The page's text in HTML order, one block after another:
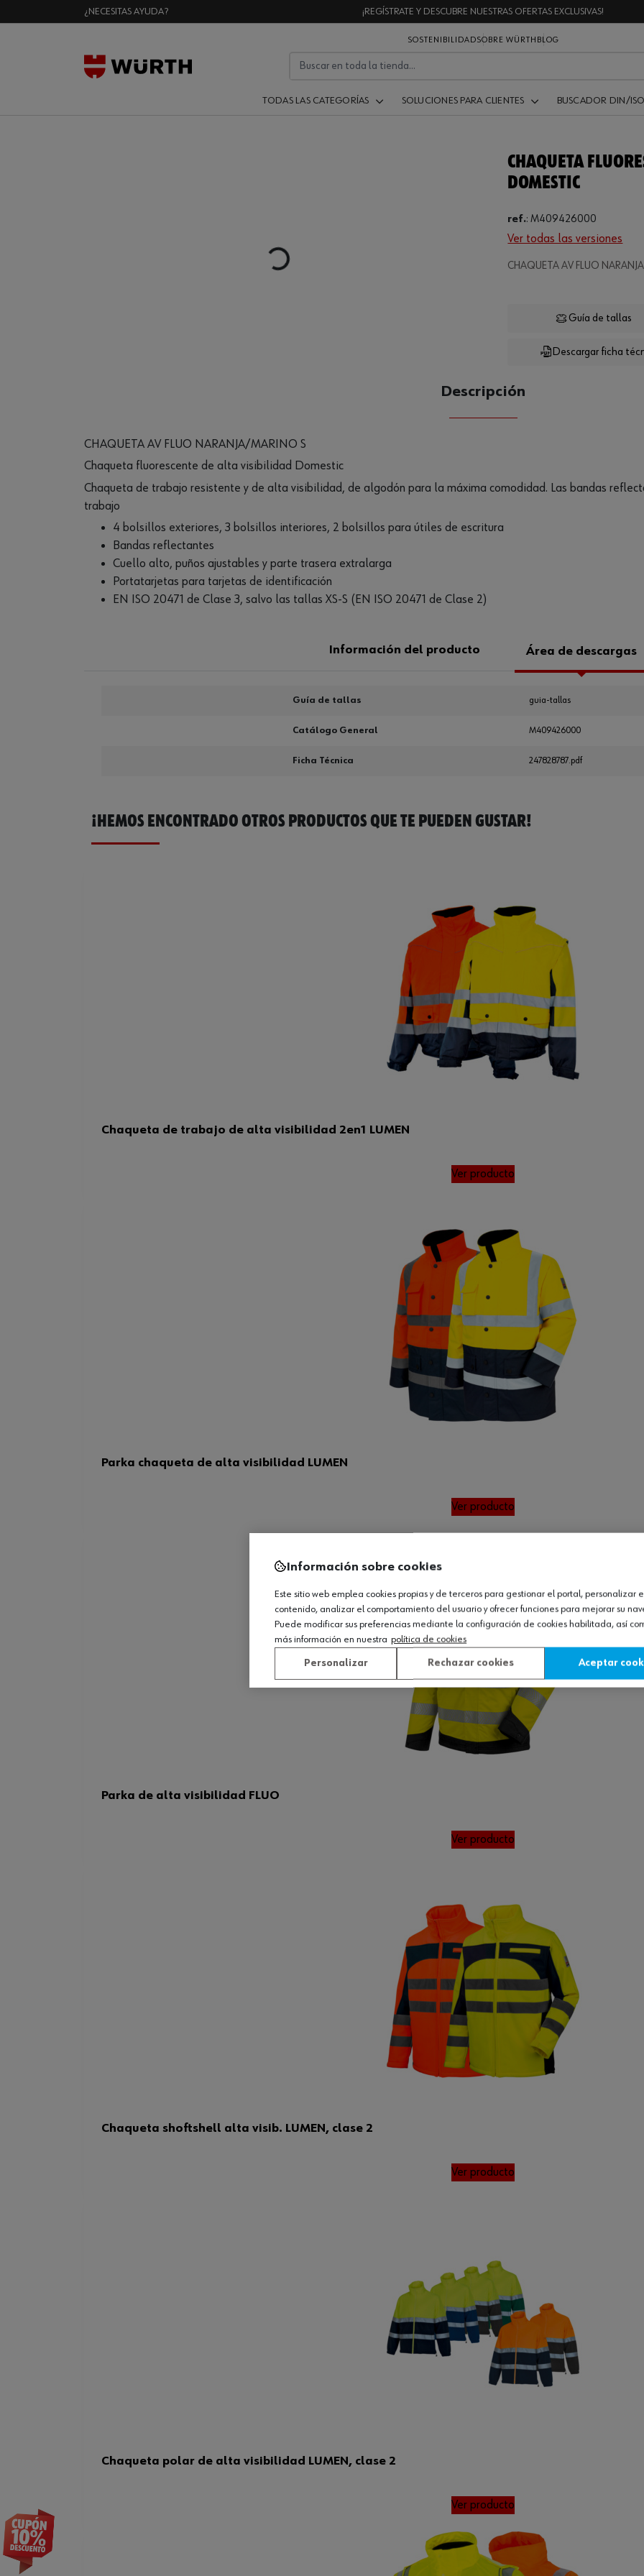
¿NECESITAS AYUDA? ¡REGÍSTRATE Y DESCUBRE NUESTRAS OFERTAS EXCLUSIVAS!
SOSTENIBILIDADSOBRE WÜRTH BLOG
TODAS LAS CATEGORÍAS SOLUCIONES PARA CLIENTES BUSCADOR DIN/ISO
Loading...
CHAQUETA
DOMESTIC
ref.:M409426000
Ver todas las versiones
CHAQUETA AV FLUO
CANTIDAD UE
Descargar ficha
Guía de tallas
Descripción
CHAQUETA AV FLUO NARANJA/MARINO S
Chaqueta fluorescente de alta visibilidad Domestic
Chaqueta de trabajo resistente y de alta visibilidad, de algodón para la máxima comodidad. Las bandas
trabajo
4 bolsillos exteriores, 3 bolsillos interiores, 2 bolsillos para útiles de escritura
Bandas reflectantes
Cuello alto, puños ajustables y parte trasera extralarga
Portatarjetas para tarjetas de identificación
EN ISO 20471 de Clase 3, salvo las tallas XS-S (EN ISO 20471 de Clase 2)
Información del producto Área de descargas
Guía de tallas guia-tallas
Catálogo General M409426000
Ficha Técnica 247828787.pdf
¡HEMOS ENCONTRADO OTROS PRODUCTOS QUE TE PUEDEN GUSTAR!
Chaqueta de trabajo de alta visibilidad 2en1 LUMEN
Ver producto
Parka chaqueta de alta visibilidad LUMEN
Ver producto
Parka de alta visibilidad FLUO
Ver producto
Chaqueta shoftshell alta visib. LUMEN, clase 2
Ver producto
Chaqueta polar de alta visibilidad LUMEN, clase 2
Ver producto
Información sobre cookies
Este sitio web emplea cookies propias y de terceros para gestionar el portal, personalizar
contenido, analizar el comportamiento del usuario y ofrecer funciones para mejorar su
Puede modificar sus preferencias mediante la configuración de cookies habilitada, así
más información en nuestra política de cookies
Personalizar Rechazar cookies Aceptar